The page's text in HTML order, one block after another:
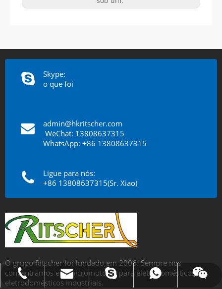
Skype:
o que foi
admin@hkritscher.com
WeChat: 13808637315
WhatsApp: +86 13808637315
Ligue para nós:
+86 13808637315(Sr. Xiao)
O grupo Ritscher foi fundado em 2006. Sempre nos
concentramos em micromotores para eletrodomésticos e
eletrodomésticos industriais.
Tel:0086 13808637315
E-mail:james@hkritscher.com
Skype: whzggm
Whatsapp:+86 13808637315
Bate-papo: weiyu287